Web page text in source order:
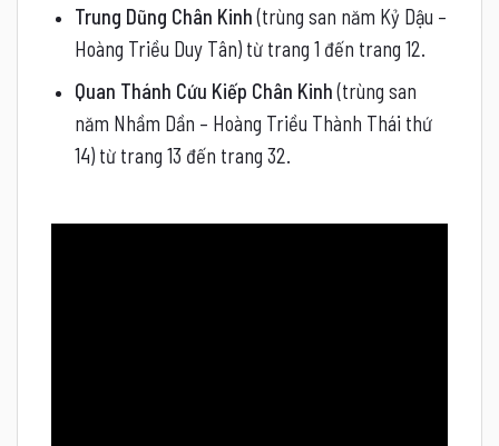
Trung Dũng Chân Kinh(trùng san năm Kỷ Dậu –
Hoàng Triều Duy Tân) từ trang 1 đến trang 12.
Quan Thánh Cứu Kiếp Chân Kinh(trùng san
năm Nhầm Dần – Hoàng Triều Thành Thái thứ
14) từ trang 13 đến trang 32.